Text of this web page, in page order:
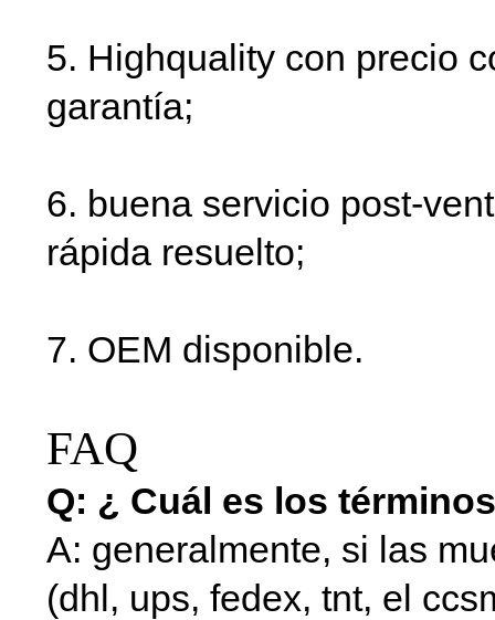
5. Highquality con precio
garantía;
6. buena servicio post-
rápida resuelto;
7. OEM disponible.
FAQ
Q: ¿ Cuál es los
A: generalmente, si las
(dhl, ups, fedex, tnt, el